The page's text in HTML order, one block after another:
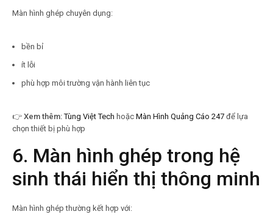
Màn hình ghép chuyên dụng:
bền bỉ
ít lỗi
phù hợp môi trường vận hành liên tục
👉 Xem thêm: Tùng Việt Tech hoặc Màn Hình Quảng Cáo 247 để lựa
chọn thiết bị phù hợp
6. Màn hình ghép trong hệ
sinh thái hiển thị thông minh
Màn hình ghép thường kết hợp với: